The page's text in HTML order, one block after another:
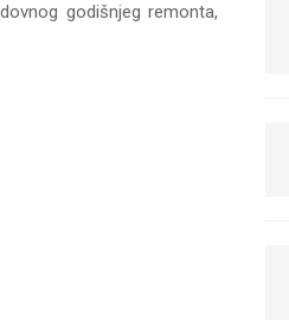
godišnjeg remonta,